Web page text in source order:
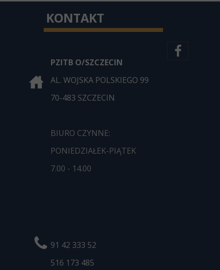
KONTAKT
PZITB O/SZCZECIN
AL. WOJSKA POLSKIEGO 99
70-483 SZCZECIN
BIURO CZYNNE:
PONIEDZIAŁEK-PIĄTEK
7.00 - 14.00
91 42 333 52
516 173 485